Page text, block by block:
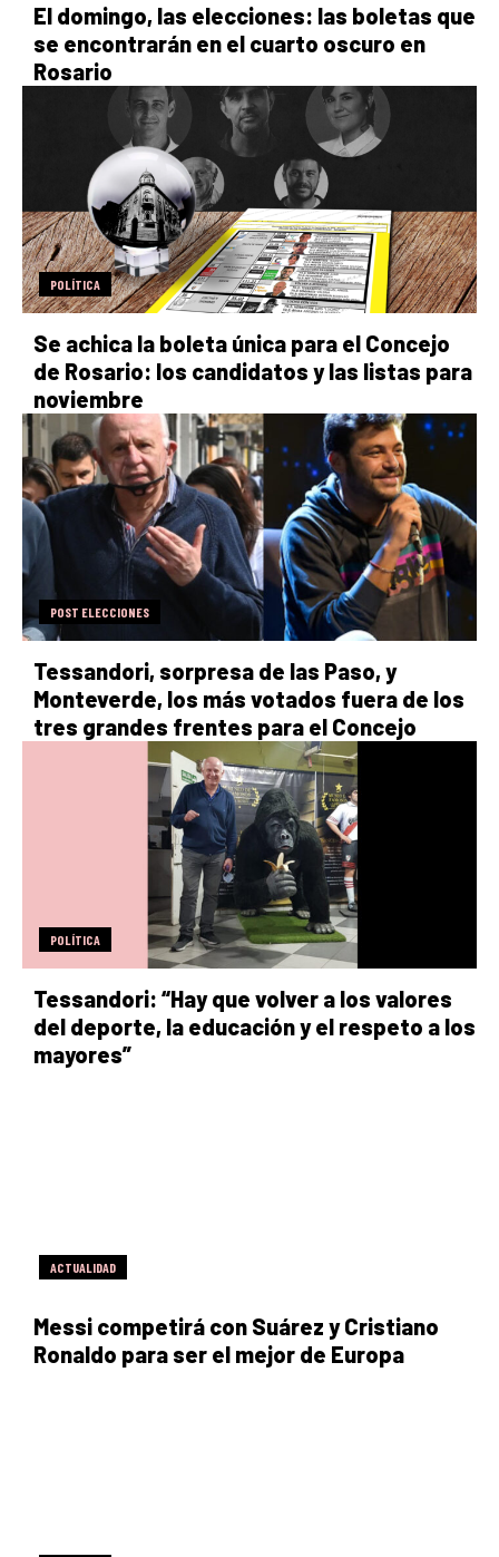
El domingo, las elecciones: las boletas que
se encontrarán en el cuarto oscuro en
Rosario
POLÍTICA
Se achica la boleta única para el Concejo
de Rosario: los candidatos y las listas para
noviembre
POST ELECCIONES
Tessandori, sorpresa de las Paso, y
Monteverde, los más votados fuera de los
tres grandes frentes para el Concejo
POLÍTICA
Tessandori: “Hay que volver a los valores
del deporte, la educación y el respeto a los
mayores”
ACTUALIDAD
Messi competirá con Suárez y Cristiano
Ronaldo para ser el mejor de Europa